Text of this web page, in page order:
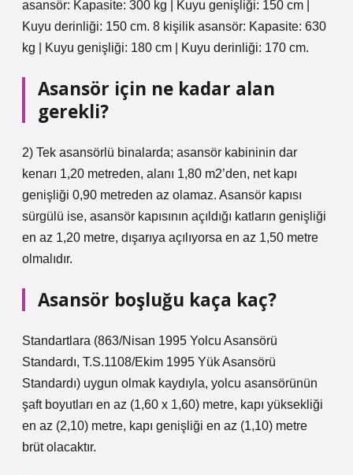
asansör: Kapasite: 300 kg | Kuyu genişliği: 150 cm |
Kuyu derinliği: 150 cm. 8 kişilik asansör: Kapasite: 630
kg | Kuyu genişliği: 180 cm | Kuyu derinliği: 170 cm.
Asansör için ne kadar alan
gerekli?
2) Tek asansörlü binalarda; asansör kabininin dar
kenarı 1,20 metreden, alanı 1,80 m2’den, net kapı
genişliği 0,90 metreden az olamaz. Asansör kapısı
sürgülü ise, asansör kapısının açıldığı katların genişliği
en az 1,20 metre, dışarıya açılıyorsa en az 1,50 metre
olmalıdır.
Asansör boşluğu kaça kaç?
Standartlara (863/Nisan 1995 Yolcu Asansörü
Standardı, T.S.1108/Ekim 1995 Yük Asansörü
Standardı) uygun olmak kaydıyla, yolcu asansörünün
şaft boyutları en az (1,60 x 1,60) metre, kapı yüksekliği
en az (2,10) metre, kapı genişliği en az (1,10) metre
brüt olacaktır.